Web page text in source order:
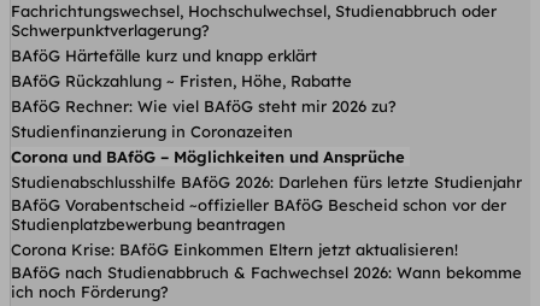
Fachrichtungswechsel, Hochschulwechsel, Studienabbruch oder
Schwerpunktverlagerung?
BAföG Härtefälle kurz und knapp erklärt
BAföG Rückzahlung ~ Fristen, Höhe, Rabatte
BAföG Rechner: Wie viel BAföG steht mir 2026 zu?
Studienfinanzierung in Coronazeiten
Corona und BAföG – Möglichkeiten und Ansprüche
Studienabschlusshilfe BAföG 2026: Darlehen fürs letzte Studienjahr
BAföG Vorabentscheid ~offizieller BAföG Bescheid schon vor der
Studienplatzbewerbung beantragen
Corona Krise: BAföG Einkommen Eltern jetzt aktualisieren!
BAföG nach Studienabbruch & Fachwechsel 2026: Wann bekomme
ich noch Förderung?